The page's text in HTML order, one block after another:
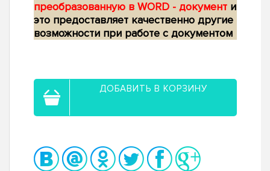
преобразованную в WORD - документ и
это предоставляет качественно другие
возможности при работе с документом
ДОБАВИТЬ В КОРЗИНУ